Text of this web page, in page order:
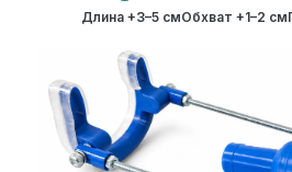
Длина +3–5 смОбхват +1–2 см